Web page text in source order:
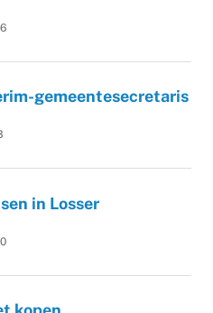
gemeentesecretaris
in Losser